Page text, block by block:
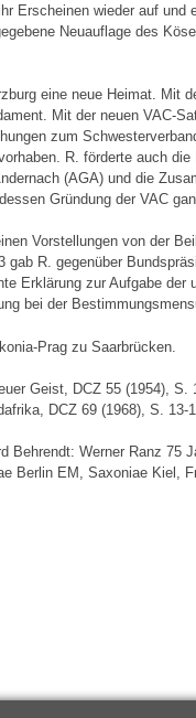
Erscheinen wieder auf und
Neuauflage des
eine neue Heimat. Mit
Mit der neuen VAC-
zum
R. förderte auch
(AGA) und die
Gründung der VAC
Vorstellungen von der
R. gegenüber
Erklärung zur Aufgabe
bei der
Prag zu Saarbrücken.
Geist, DCZ 55 (1954),
DCZ 69 (1968), S. 13-
Behrendt: Werner Ranz 75
Berlin EM, Saxoniae Kiel,